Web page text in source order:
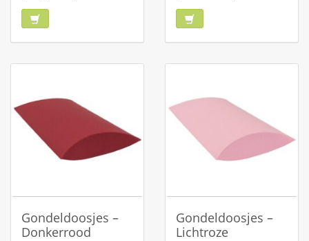
Gondeldoosjes –
Donkerrood
Gondeldoosjes –
Lichtroze